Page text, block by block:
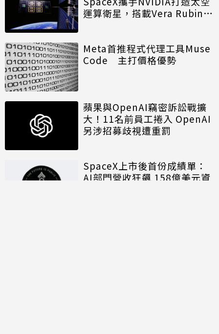
運算衛星，搭載Vera Rubin運
Meta首推程式代理工具Muse
Code 主打價格優勢
蘋果與OpenAI竊密訴訟戰擴
大！11名前員工捲入 OpenAI
另涉招募歧視遭重罰
SpaceX上市後首份成績單：
AI部門營收狂飆 158億美元資